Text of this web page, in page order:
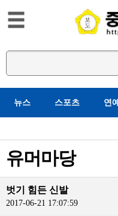
뉴스 스포츠 연예
유머마당
벗기 힘든 신발
2017-06-21 17:07:59